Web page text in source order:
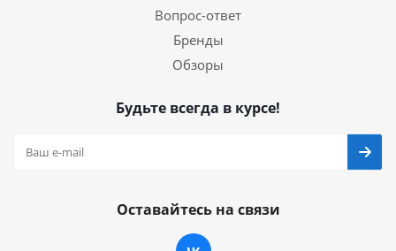
Вопрос-ответ
Бренды
Обзоры
Будьте всегда в курсе!
Оставайтесь на связи